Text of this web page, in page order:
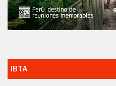
IBTA